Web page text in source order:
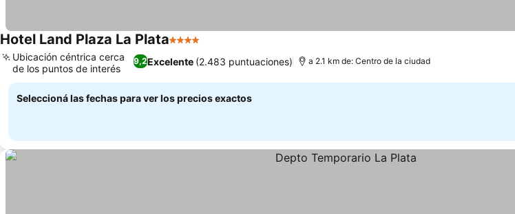
Hotel Land Plaza La Plata4 Estrellas
9,2Excelente (2.483 puntuaciones)
Ubicación céntrica cerca
de los puntos de interés
a 2.1 km de: Centro de la ciudad
Seleccioná las fechas para ver los precios exactos